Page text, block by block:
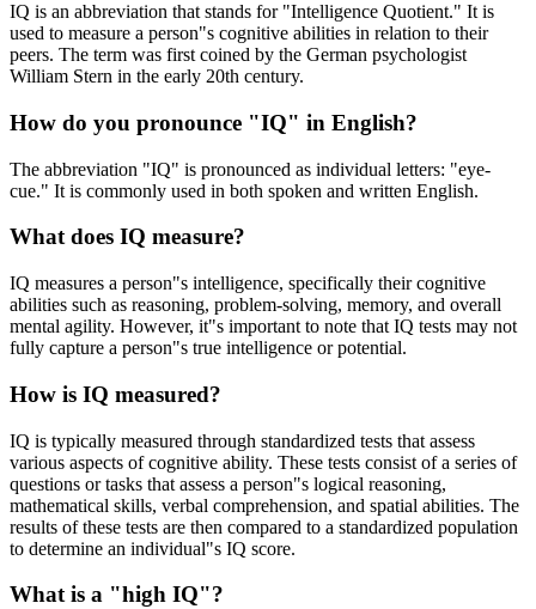
IQ is an abbreviation that stands for "Intelligence Quotient." It is
used to measure a person"s cognitive abilities in relation to their
peers. The term was first coined by the German psychologist
William Stern in the early 20th century.
How do you pronounce "IQ" in English?
The abbreviation "IQ" is pronounced as individual letters: "eye-
cue." It is commonly used in both spoken and written English.
What does IQ measure?
IQ measures a person"s intelligence, specifically their cognitive
abilities such as reasoning, problem-solving, memory, and overall
mental agility. However, it"s important to note that IQ tests may not
fully capture a person"s true intelligence or potential.
How is IQ measured?
IQ is typically measured through standardized tests that assess
various aspects of cognitive ability. These tests consist of a series of
questions or tasks that assess a person"s logical reasoning,
mathematical skills, verbal comprehension, and spatial abilities. The
results of these tests are then compared to a standardized population
to determine an individual"s IQ score.
What is a "high IQ"?